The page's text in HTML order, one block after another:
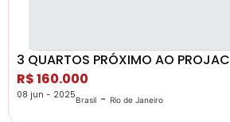
3 QUARTOS PRÓXIMO AO PROJAC
R$ 160.000
08 jun - 2025Brasil - Rio de Janeiro